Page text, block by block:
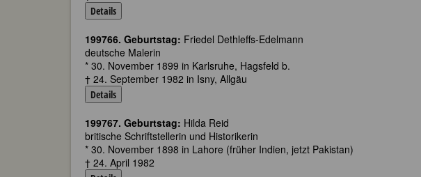
Details
199766. Geburtstag: Friedel Dethleffs-Edelmann
deutsche Malerin
* 30. November 1899 in Karlsruhe, Hagsfeld b.
† 24. September 1982 in Isny, Allgäu
Details
199767. Geburtstag: Hilda Reid
britische Schriftstellerin und Historikerin
* 30. November 1898 in Lahore (früher Indien, jetzt Pakistan)
† 24. April 1982